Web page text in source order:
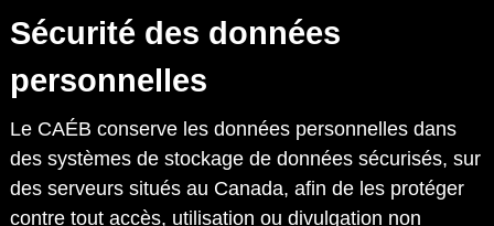
Sécurité des données
personnelles
Le CAÉB conserve les données personnelles dans
des systèmes de stockage de données sécurisés, sur
des serveurs situés au Canada, afin de les protéger
contre tout accès, utilisation ou divulgation non